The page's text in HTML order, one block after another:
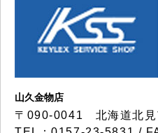
山久金物店
〒090-0041 北海道北見